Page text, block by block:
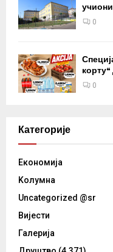
0
0
Категорије
Eкономија
Kолумнa
Uncategorized @sr
Вијести
Галерија